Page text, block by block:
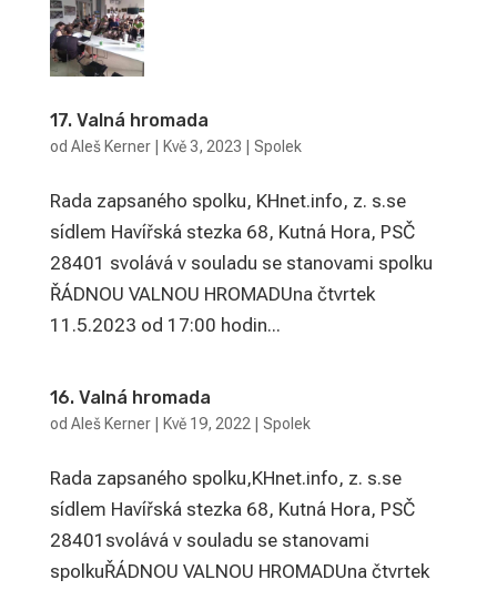
17. Valná hromada
od Aleš Kerner| Kvě 3, 2023 Spolek
Rada zapsaného spolku, KHnet.info, z. s.se
sídlem Havířská stezka 68, Kutná Hora, PSČ
28401 svolává v souladu se stanovami spolku
ŘÁDNOU VALNOU HROMADUna čtvrtek
11.5.2023 od 17:00 hodin...
16. Valná hromada
od Aleš Kerner| Kvě 19, 2022 Spolek
Rada zapsaného spolku,KHnet.info, z. s.se
sídlem Havířská stezka 68, Kutná Hora, PSČ
28401svolává v souladu se stanovami
spolkuŘÁDNOU VALNOU HROMADUna čtvrtek